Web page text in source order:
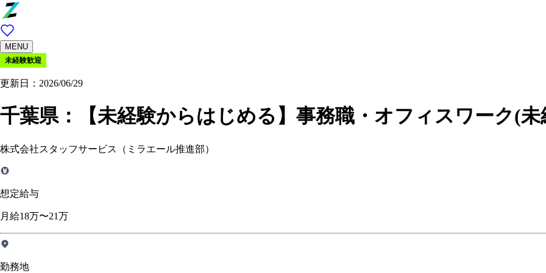
MENU
未経験歓迎
更新日：2026/06/29
千葉県： 【未経験からはじめる】事務職・オフィスワーク(未
株式会社スタッフサービス（ミラエール推進部）
想定給与
月給18万〜21万
勤務地